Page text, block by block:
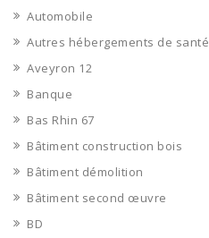
Automobile
Autres hébergements de santé
Aveyron 12
Banque
Bas Rhin 67
Bâtiment construction bois
Bâtiment démolition
Bâtiment second œuvre
BD